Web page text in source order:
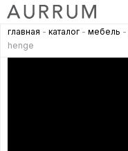
главная - каталог - мебель -
henge